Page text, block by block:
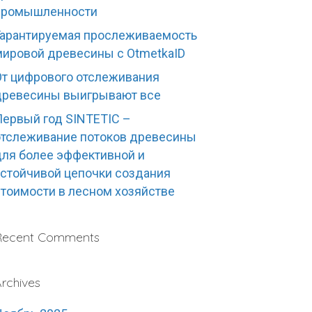
прослеживаемость
древесины с OtmetkaID
цифрового отслеживания
выигрывают все
год SINTETIC –
потоков древесины
более эффективной и
цепочки создания
в лесном хозяйстве
Comments